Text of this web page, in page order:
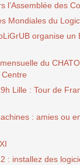
l’Assemblée des
Mondiales du
organise un
du
Lille : Tour de
: amies ou
: installez des